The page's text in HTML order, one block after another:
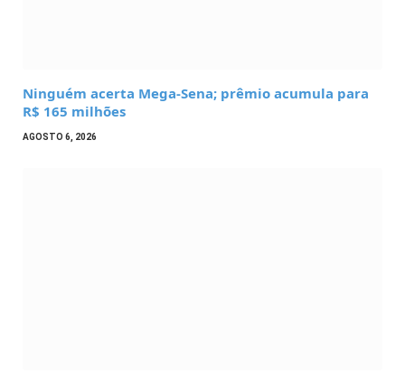
Ninguém acerta Mega-Sena; prêmio acumula para
R$ 165 milhões
AGOSTO 6, 2026